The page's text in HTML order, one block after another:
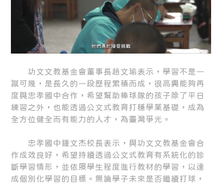
功文文教基金會董事長趙文瑜表示，學習不是一
蹴可幾，是長久的一段歷程累積而成，很高興能夠再
度與忠孝國中合作，希望幫助棒球隊的孩子除了平日
練習之外，也能透過公文式教育打穩學業基礎，成為
全方位健全而有能力的人才，為臺灣爭光。
忠孝國中鍾文杰校長表示，與功文文教基金會合
作成效良好，希望持續透過公文式教育有系統化的診
斷學習情形，並依照學生程度進行教材的學習，以達
成個別化學習的目標。無論學子未來是否繼續打球，